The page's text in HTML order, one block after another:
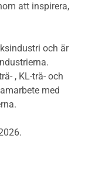
att inspirera,
och är
, KL-trä- och
med